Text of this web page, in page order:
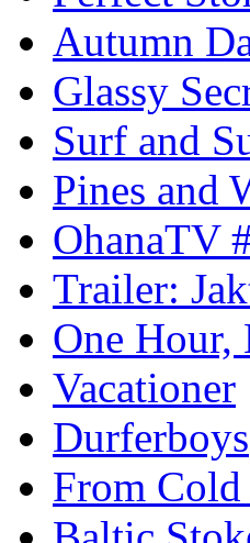
Autumn
Glassy
Surf and
Pines and
OhanaTV
Trailer:
One Hour,
Vacationer
Durferboys
From